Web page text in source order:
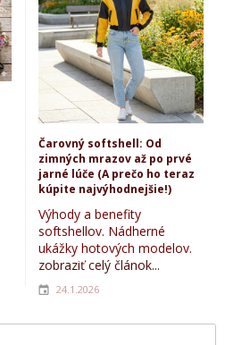
Čarovný softshell: Od
zimných mrazov až po prvé
jarné lúče (A prečo ho teraz
kúpite najvýhodnejšie!)
Výhody a benefity
softshellov. Nádherné
ukážky hotových modelov.
zobraziť celý článok...
24.1.2026